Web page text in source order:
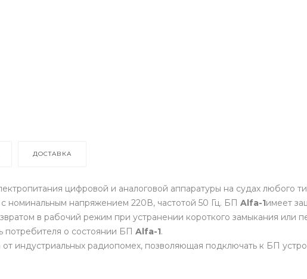
ДОСТАВКА
цифровой и аналоговой аппаратуры на судах любого
номинальным напряжением 220В, частотой 50 Гц. БП Alfa-1имеет
в рабочий режим при устранении короткого замыкания или
потребителя о состоянии БП Alfa-1.
индустриальных радиопомех, позволяющая подключать к БП